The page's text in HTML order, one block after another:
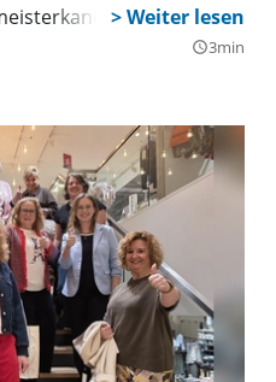
query_builder3min